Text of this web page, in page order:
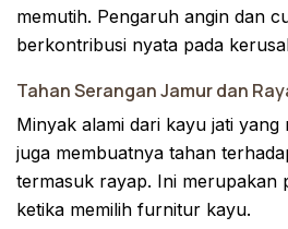
memutih. Pengaruh angin dan
berkontribusi nyata pada
Tahan Serangan Jamur dan
Minyak alami dari kayu jati yang
juga membuatnya tahan
termasuk rayap. Ini merupakan
ketika memilih furnitur kayu.